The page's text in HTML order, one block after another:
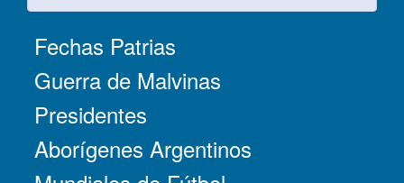
Fechas Patrias
Guerra de Malvinas
Presidentes
Aborígenes Argentinos